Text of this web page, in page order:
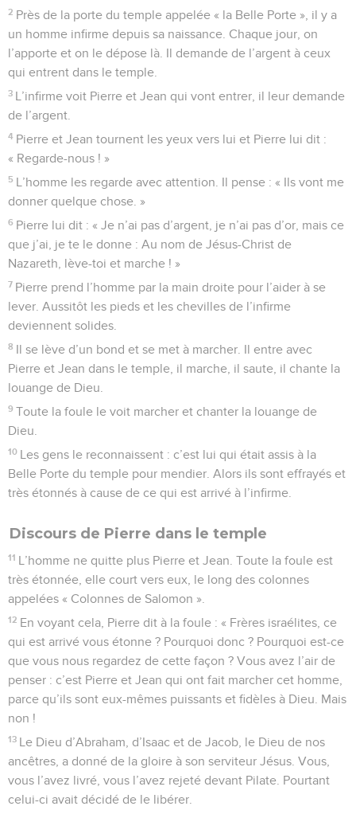
2 Près de la porte du temple appelée « la Belle Porte », il y a
un homme infirme depuis sa naissance. Chaque jour, on
l’apporte et on le dépose là. Il demande de l’argent à ceux
qui entrent dans le temple.
3 L’infirme voit Pierre et Jean qui vont entrer, il leur demande
de l’argent.
4 Pierre et Jean tournent les yeux vers lui et Pierre lui dit :
« Regarde-nous ! »
5 L’homme les regarde avec attention. Il pense : « Ils vont me
donner quelque chose. »
6 Pierre lui dit : « Je n’ai pas d’argent, je n’ai pas d’or, mais ce
que j’ai, je te le donne : Au nom de Jésus-Christ de
Nazareth, lève-toi et marche ! »
7 Pierre prend l’homme par la main droite pour l’aider à se
lever. Aussitôt les pieds et les chevilles de l’infirme
deviennent solides.
8 Il se lève d’un bond et se met à marcher. Il entre avec
Pierre et Jean dans le temple, il marche, il saute, il chante la
louange de Dieu.
9 Toute la foule le voit marcher et chanter la louange de
Dieu.
10 Les gens le reconnaissent : c’est lui qui était assis à la
Belle Porte du temple pour mendier. Alors ils sont effrayés et
très étonnés à cause de ce qui est arrivé à l’infirme.
Discours de Pierre dans le temple
11 L’homme ne quitte plus Pierre et Jean. Toute la foule est
très étonnée, elle court vers eux, le long des colonnes
appelées « Colonnes de Salomon ».
12 En voyant cela, Pierre dit à la foule : « Frères israélites, ce
qui est arrivé vous étonne ? Pourquoi donc ? Pourquoi est-ce
que vous nous regardez de cette façon ? Vous avez l’air de
penser : c’est Pierre et Jean qui ont fait marcher cet homme,
parce qu’ils sont eux-mêmes puissants et fidèles à Dieu. Mais
non !
13 Le Dieu d’Abraham, d’Isaac et de Jacob, le Dieu de nos
ancêtres, a donné de la gloire à son serviteur Jésus. Vous,
vous l’avez livré, vous l’avez rejeté devant Pilate. Pourtant
celui-ci avait décidé de le libérer.